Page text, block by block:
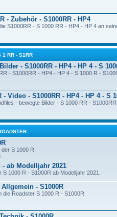
- Zubehör - S1000RR - HP4
S1000RR - S 1000 RR - HP4 - HP 4 an
1 RR - S1RR
- S1000RR - HP4 - HP 4 - S
- S1000RR - HP4 - HP 4 - S 1000 R -
- Video - S1000RR - HP4 - HP 4 - S
- bewegte Bilder - S 1000 RR -
S 1000 R,
- ab Modelljahr 2021
1000 R - S1000R ab Modelljahr 2021.
Allgemein - S1000R
die Roadster S 1000 R - S1000R.